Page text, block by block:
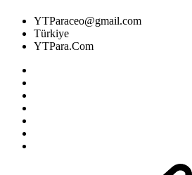
YTParaceo@gmail.com
Türkiye
YTPara.Com